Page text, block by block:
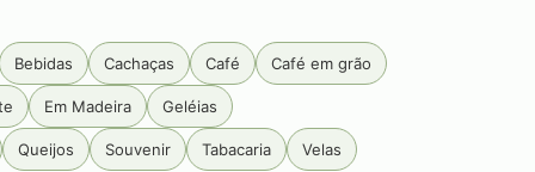
Bebidas Cachaças Café Café em grão
Em Madeira Geléias
Queijos Souvenir Tabacaria Velas